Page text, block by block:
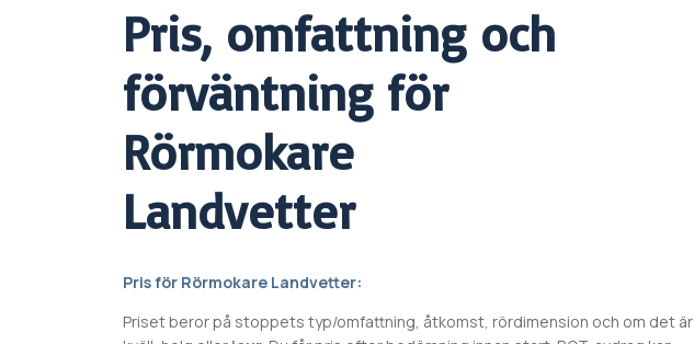
Pris, omfattning och
förväntning för
Rörmokare
Landvetter
Pris för Rörmokare Landvetter:
Priset beror på stoppets typ/omfattning, åtkomst, rördimension och om det är